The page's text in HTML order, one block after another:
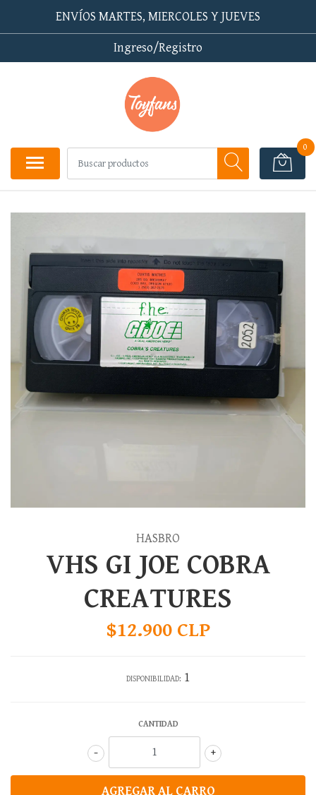
ENVÍOS MARTES, MIERCOLES Y JUEVES
Ingreso/Registro
0
HASBRO
VHS GI JOE COBRA
CREATURES
$12.900 CLP
DISPONIBILIDAD: 1
CANTIDAD
+
-